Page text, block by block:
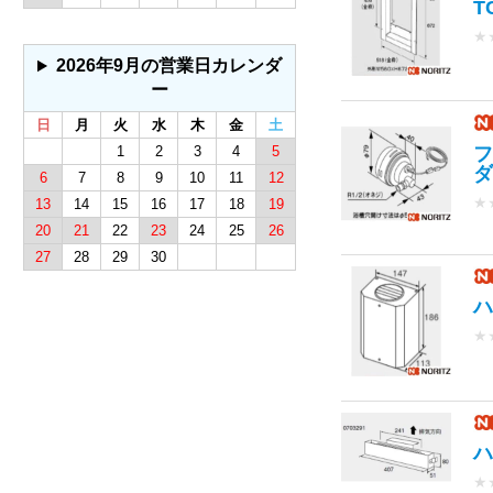
★
★
★
★
2026年9月の営業日カレンダ
ー
日 月 火 水 木 金
土
1
2 3 4
5
6
7 8 9 10 11
12
13
14 15 16 17 18
19
20
21 22 23 24 25
26
27
28 29 30